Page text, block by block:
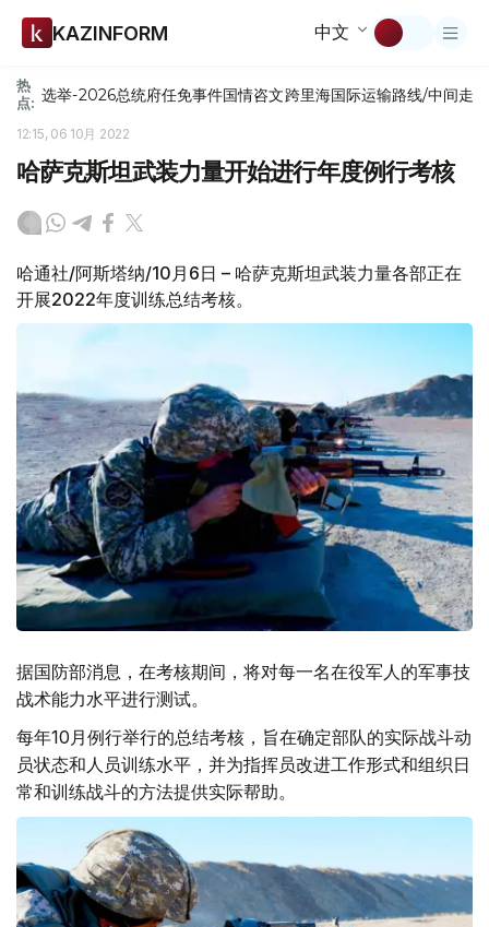
KAZINFORM 中文
热
点: 选举-2026总统府任免事件国情咨文跨里海国际运输路线/中间走廊
12:15, 06 10月 2022
哈萨克斯坦武装力量开始进行年度例行考核
哈通社/阿斯塔纳/10月6日 – 哈萨克斯坦武装力量各部正在
开展2022年度训练总结考核。
据国防部消息，在考核期间，将对每一名在役军人的军事技
战术能力水平进行测试。
每年10月例行举行的总结考核，旨在确定部队的实际战斗动
员状态和人员训练水平，并为指挥员改进工作形式和组织日
常和训练战斗的方法提供实际帮助。